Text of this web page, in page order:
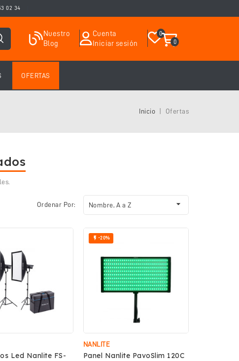
02 34
Nuestro
Blog
Cuenta
Iniciar sesión
0
0
OFERTAS
Inicio Ofertas
Ordenar Por: Nombre, A a Z 
Led Nanlite FS-
 -20%
NANLITE
Panel Nanlite PavoSlim 120C